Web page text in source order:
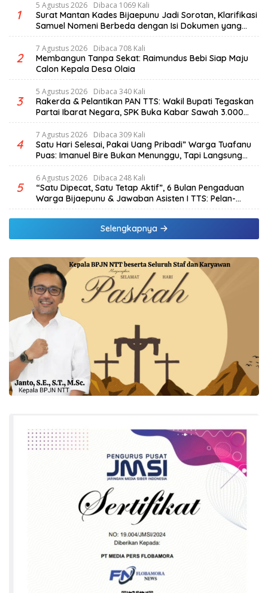
1
5 Agustus 2026 Dibaca 1069 Kali
Surat Mantan Kades Bijaepunu Jadi Sorotan, Klarifikasi
Samuel Nomeni Berbeda dengan Isi Dokumen yang
Beredar
2
7 Agustus 2026 Dibaca 708 Kali
Membangun Tanpa Sekat: Raimundus Bebi Siap Maju
Calon Kepala Desa Olaia
3
5 Agustus 2026 Dibaca 340 Kali
Rakerda & Pelantikan PAN TTS: Wakil Bupati Tegaskan
Partai Ibarat Negara, SPK Buka Kabar Sawah 3.000
Hektar & Larangan Politik Uang
4
7 Agustus 2026 Dibaca 309 Kali
Satu Hari Selesai, Pakai Uang Pribadi” Warga Tuafanu
Puas: Imanuel Bire Bukan Menunggu, Tapi Langsung
Bekerja
5
6 Agustus 2026 Dibaca 248 Kali
“Satu Dipecat, Satu Tetap Aktif”, 6 Bulan Pengaduan
Warga Bijaepunu & Jawaban Asisten I TTS: Pelan-
pelan, Tapi Pasti.
Selengkapnya